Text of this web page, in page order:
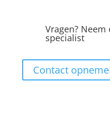
Vragen?
specialist
Contact